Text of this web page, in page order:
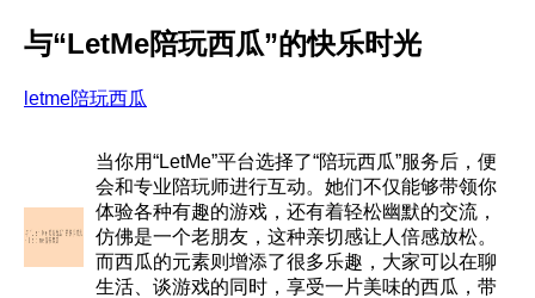
与“LetMe陪玩西瓜”的快乐时光
letme陪玩西瓜
当你用“LetMe”平台选择了“陪玩西瓜”服务后，便
会和专业陪玩师进行互动。她们不仅能够带领你
体验各种有趣的游戏，还有着轻松幽默的交流，
仿佛是一个老朋友，这种亲切感让人倍感放松。
而西瓜的元素则增添了很多乐趣，大家可以在聊
生活、谈游戏的同时，享受一片美味的西瓜，带